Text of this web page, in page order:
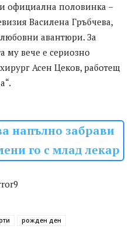
официална половинка –
Василена Гръбчева,
авантюри. За
му вече е сериозно
Асен Цеков, работещ
напълно забрави
го с млад лекар
рожден ден